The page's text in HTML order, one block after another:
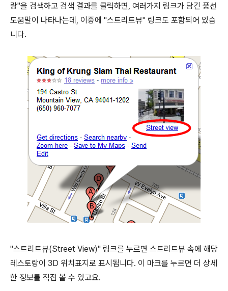
랑"을 검색하고 검색 결과를 클릭하면, 여러가지 링크가 담긴 풍선
도움말이 나타나는데, 이중에 "스트리트뷰" 링크도 포함되어 있습
니다.
"스트리트뷰(Street View)" 링크를 누르면 스트리트뷰 속에 해당
레스토랑이 3D 위치표지로 표시됩니다. 이 마크를 누르면 더 상세
한 정보를 직접 볼 수 있고요.